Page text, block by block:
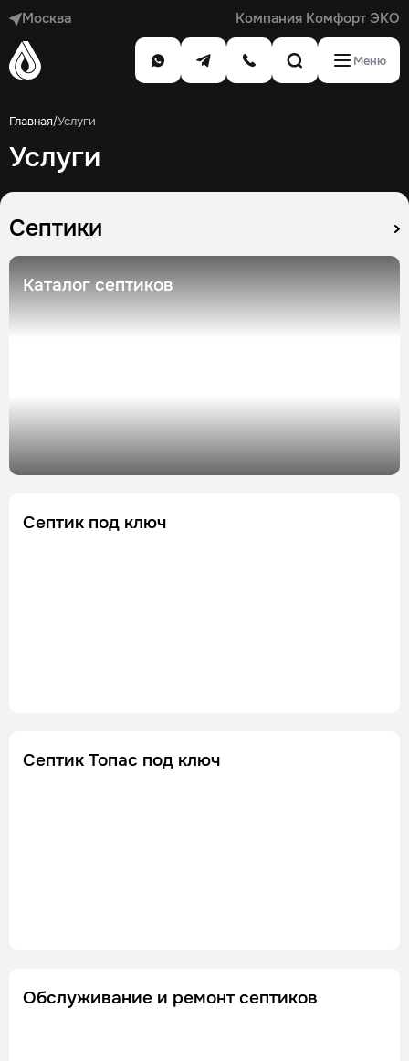
Москва Компания Комфорт ЭКО
Меню
Главная/Услуги
Услуги
Септики
Каталог септиков
Септик под ключ
Септик Топас под ключ
Обслуживание и ремонт септиков